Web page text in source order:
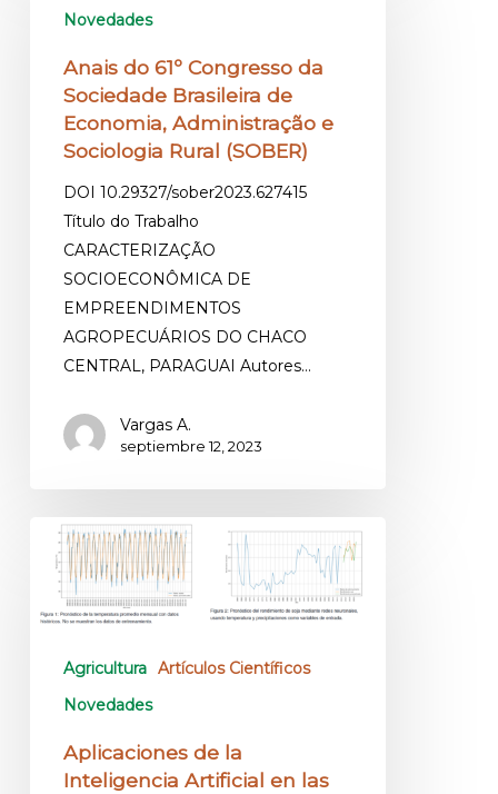
Novedades
Anais do 61º Congresso da
Sociedade Brasileira de
Economia, Administração e
Sociologia Rural (SOBER)
DOI 10.29327/sober2023.627415
Título do Trabalho
CARACTERIZAÇÃO
SOCIOECONÔMICA DE
EMPREENDIMENTOS
AGROPECUÁRIOS DO CHACO
CENTRAL, PARAGUAI Autores…
Vargas A.
septiembre 12, 2023
Agricultura Artículos Científicos
Novedades
Aplicaciones de la
Inteligencia Artificial en las